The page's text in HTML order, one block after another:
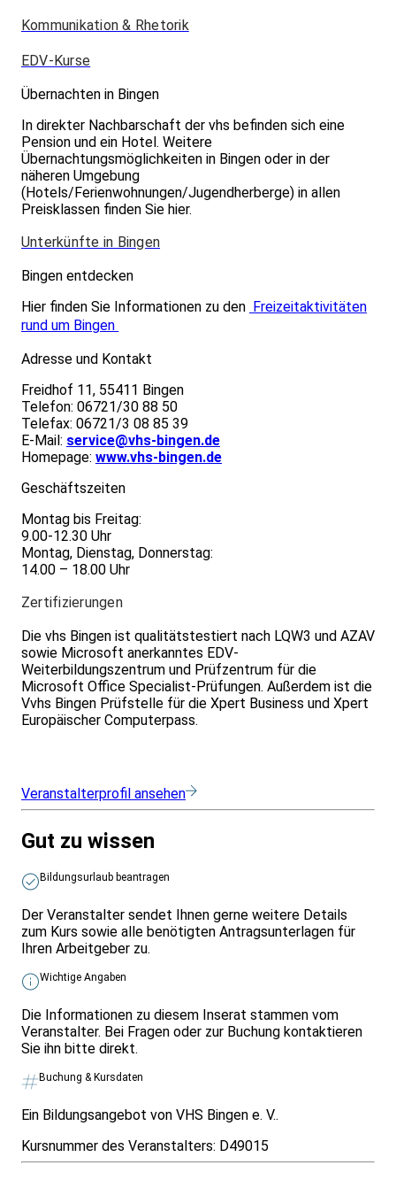
Kommunikation & Rhetorik
EDV-Kurse
Übernachten in Bingen
In direkter Nachbarschaft der vhs befinden sich eine
Pension und ein Hotel. Weitere
Übernachtungsmöglichkeiten in Bingen oder in der
näheren Umgebung
(Hotels/Ferienwohnungen/Jugendherberge) in allen
Preisklassen finden Sie hier.
Unterkünfte in Bingen
Bingen entdecken
Hier finden Sie Informationen zu den Freizeitaktivitäten
rund um Bingen
Adresse und Kontakt
Freidhof 11, 55411 Bingen
Telefon: 06721/30 88 50
Telefax: 06721/3 08 85 39
E-Mail: service@vhs-bingen.de
Homepage: www.vhs-bingen.de
Geschäftszeiten
Montag bis Freitag:
9.00-12.30 Uhr
Montag, Dienstag, Donnerstag:
14.00 – 18.00 Uhr
Zertifizierungen
Die vhs Bingen ist qualitätstestiert nach LQW3 und AZAV
sowie Microsoft anerkanntes EDV-
Weiterbildungszentrum und Prüfzentrum für die
Microsoft Office Specialist-Prüfungen. Außerdem ist die
Vvhs Bingen Prüfstelle für die Xpert Business und Xpert
Europäischer Computerpass.
Veranstalterprofil ansehen
Gut zu wissen
Bildungsurlaub beantragen
Der Veranstalter sendet Ihnen gerne weitere Details
zum Kurs sowie alle benötigten Antragsunterlagen für
Ihren Arbeitgeber zu.
Wichtige Angaben
Die Informationen zu diesem Inserat stammen vom
Veranstalter. Bei Fragen oder zur Buchung kontaktieren
Sie ihn bitte direkt.
Buchung & Kursdaten
Ein Bildungsangebot von VHS Bingen e. V..
Kursnummer des Veranstalters: D49015